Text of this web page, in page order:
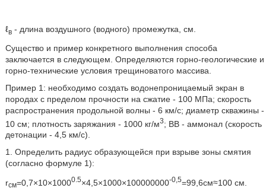
ℓв- длина воздушного (водного) промежутка, см.
Существо и пример конкретного выполнения способа
заключается в следующем. Определяются горно-геологические и
горно-технические условия трещиноватого массива.
Пример 1: необходимо создать водонепроницаемый экран в
породах с пределом прочности на сжатие - 100 МПа; скорость
распространения продольной волны - 6 км/с; диаметр скважины -
10 см; плотность заряжания - 1000 кг/м3; ВВ - аммонал (скорость
детонации - 4,5 км/с).
1. Определить радиус образующейся при взрыве зоны смятия
(согласно формуле 1):
rсм=0,7×10×10000.5×4,5×1000×100000000-0,5=99,6см≈100 см.